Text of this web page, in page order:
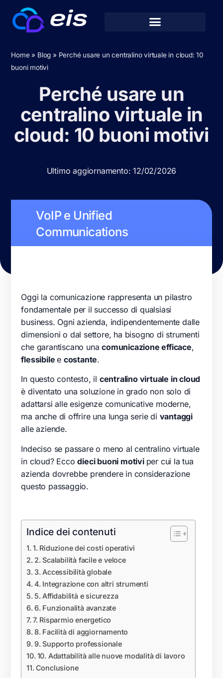
Home» Blog » Perché usare un centralino virtuale in cloud: 10
buoni motivi
Perché usare un
centralino virtuale in
cloud: 10 buoni motivi
Ultimo aggiornamento: 12/02/2026
VoIP e Unified
Communications
Oggi la comunicazione rappresenta un pilastro
fondamentale per il successo di qualsiasi
business. Ogni azienda, indipendentemente dalle
dimensioni o dal settore, ha bisogno di strumenti
che garantiscano unacomunicazione efficace,
flessibilee costante.
In questo contesto, il centralino virtuale in cloud
è diventato una soluzione in grado non solo di
adattarsi alle esigenze comunicative moderne,
ma anche di offrire una lunga serie di vantaggi
alle aziende.
Indeciso se passare o meno al centralino virtuale
in cloud? Eccodieci buoni motivi per cui la tua
azienda dovrebbe prendere in considerazione
questo passaggio.
Indice dei contenuti
1. Riduzione dei costi operativi
2. Scalabilità facile e veloce
3. Accessibilità globale
4. Integrazione con altri strumenti
5. Affidabilità e sicurezza
6. Funzionalità avanzate
7. Risparmio energetico
8. Facilità di aggiornamento
9. Supporto professionale
10. Adattabilità alle nuove modalità di lavoro
Conclusione